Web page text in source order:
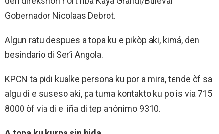
Gobernador Nicolaas Debrot.
Algun ratu despues a topa ku e pikòp aki, kimá, den
besindario di Ser’i Angola.
KPCN ta pidi kualke persona ku por a mira, tende òf sa
algu di e suseso aki, pa tuma kontakto ku polis via 715
8000 òf via di e liña di tep anónimo 9310.